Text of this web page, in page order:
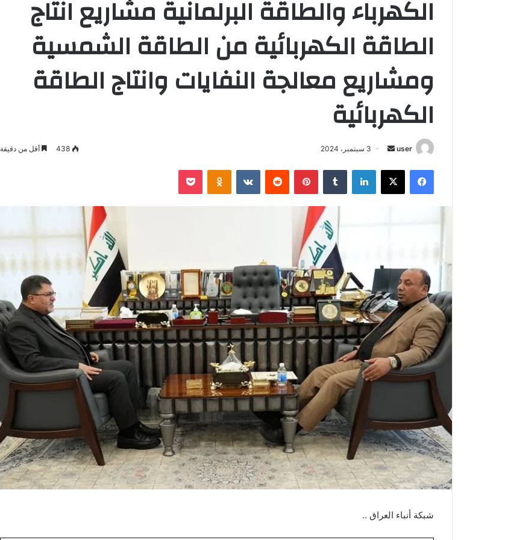
الكهرباء والطاقة البرلمانية مشاريع انتاج
الطاقة الكهربائية من الطاقة الشمسية
ومشاريع معالجة النفايات وانتاج الطاقة
الكهربائية
user
أرسل 3 سبتمبر، 2024 438 أقل من دقيقة
فيسبوك ‫X لينكدإن بينتيريست Odnoklassniki
‫Pocket
شبكة أنباء العراق ..